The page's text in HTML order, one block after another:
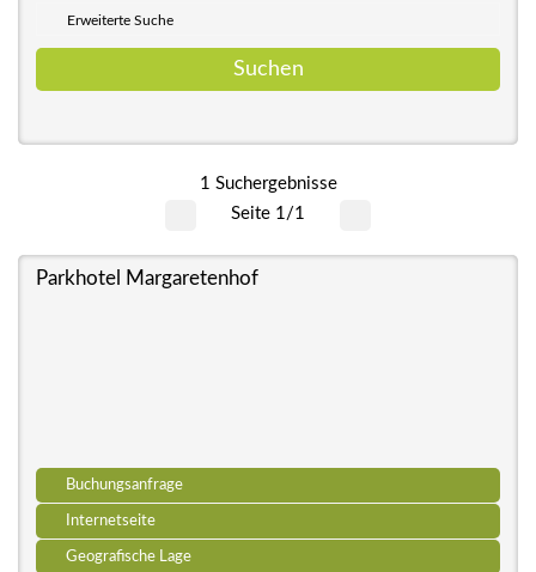
Erweiterte Suche
1 Suchergebnisse
Seite 1/1
Parkhotel Margaretenhof
Buchungsanfrage
Internetseite
Geografische Lage